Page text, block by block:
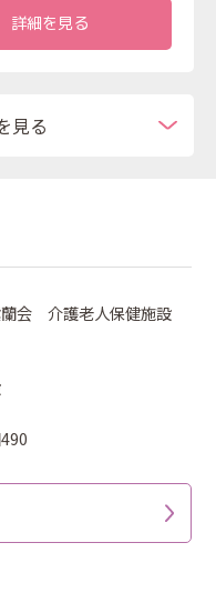
詳細を見る
見る
会 介護老人保健施設